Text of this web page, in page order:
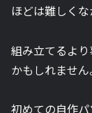
ほどは難しくな
組み立てるよ
かもしれません
初めての自作